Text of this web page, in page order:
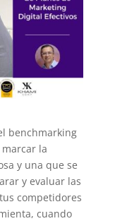
benchmarking
la
y una que se
y evaluar las
competidores
cuando